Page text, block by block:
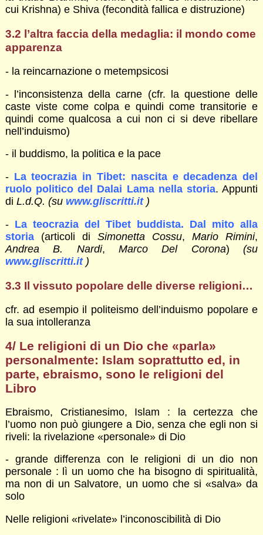
cui Krishna) e Shiva (fecondità fallica e distruzione)
3.2 l’altra faccia della medaglia: il mondo come
apparenza
- la reincarnazione o metempsicosi
- l’inconsistenza della carne (cfr. la questione delle
caste viste come colpa e quindi come transitorie e
quindi come qualcosa a cui non ci si deve ribellare
nell’induismo)
- il buddismo, la politica e la pace
- La teocrazia in Tibet: nascita e decadenza del
ruolo politico del Dalai Lama nella storia. Appunti
di L.d.Q. (su www.gliscritti.it)
- La teocrazia del Tibet buddista. Dal mito alla
storia(articoli di Simonetta Cossu,Mario Rimini,
Andrea B. Nardi,Marco Del Corona)(su
www.gliscritti.it)
3.3 Il vissuto popolare delle diverse religioni…
cfr. ad esempio il politeismo dell’induismo popolare e
la sua intolleranza
4/ Le religioni di un Dio che «parla»
personalmente: Islam soprattutto ed, in
parte, ebraismo, sono le religioni del
Libro
Ebraismo, Cristianesimo, Islam : la certezza che
l’uomo non può giungere a Dio, senza che egli non si
riveli: la rivelazione «personale» di Dio
- grande differenza con le religioni di un dio non
personale : lì un uomo che ha bisogno di spiritualità,
ma non di un Salvatore, un uomo che si «salva» da
solo
Nelle religioni «rivelate» l’inconoscibilità di Dio